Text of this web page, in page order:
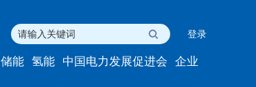
登录
储能 氢能 中国电力发展促进会 企业